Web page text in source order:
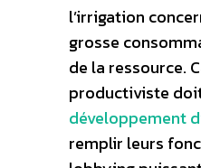
l’irrigation
grosse
de la ressource.
productiviste
développement
remplir leurs